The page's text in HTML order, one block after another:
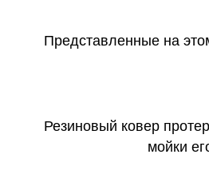
Представленные на
Резиновый ковер
мойки